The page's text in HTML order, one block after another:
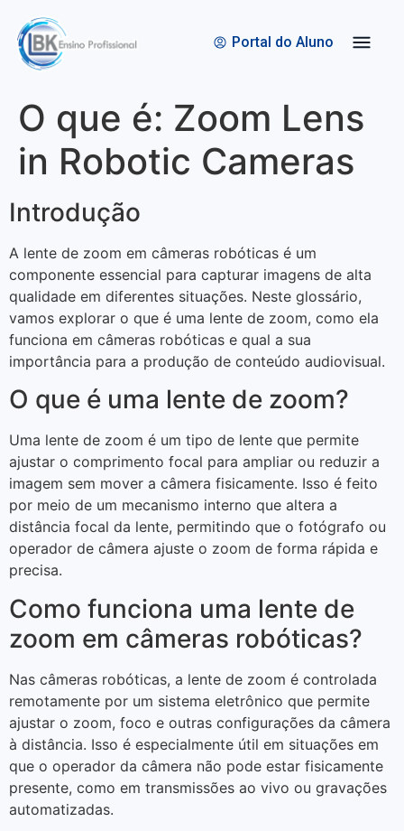
Portal do Aluno
O que é: Zoom Lens
in Robotic Cameras
Introdução
A lente de zoom em câmeras robóticas é um
componente essencial para capturar imagens de alta
qualidade em diferentes situações. Neste glossário,
vamos explorar o que é uma lente de zoom, como ela
funciona em câmeras robóticas e qual a sua
importância para a produção de conteúdo audiovisual.
O que é uma lente de zoom?
Uma lente de zoom é um tipo de lente que permite
ajustar o comprimento focal para ampliar ou reduzir a
imagem sem mover a câmera fisicamente. Isso é feito
por meio de um mecanismo interno que altera a
distância focal da lente, permitindo que o fotógrafo ou
operador de câmera ajuste o zoom de forma rápida e
precisa.
Como funciona uma lente de
zoom em câmeras robóticas?
Nas câmeras robóticas, a lente de zoom é controlada
remotamente por um sistema eletrônico que permite
ajustar o zoom, foco e outras configurações da câmera
à distância. Isso é especialmente útil em situações em
que o operador da câmera não pode estar fisicamente
presente, como em transmissões ao vivo ou gravações
automatizadas.